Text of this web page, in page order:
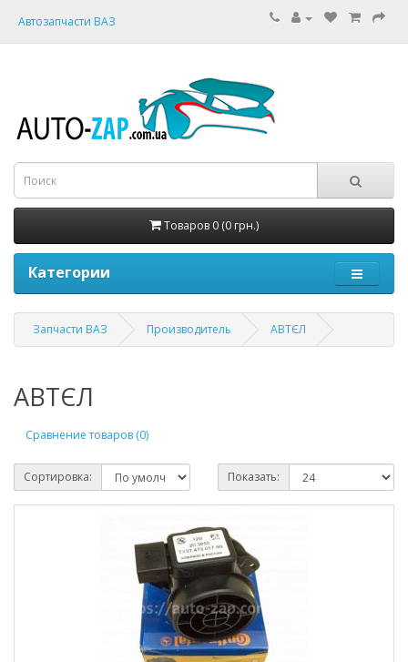
Автозапчасти ВАЗ
Товаров 0 (0 грн.)
Категории
Запчасти ВАЗ Производитель АВТЄЛ
АВТЄЛ
Сравнение товаров (0)
Сортировка: Показать: